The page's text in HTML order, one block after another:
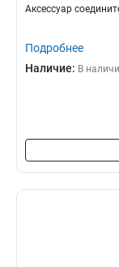
Аксессуар
Подробнее
Наличие: В